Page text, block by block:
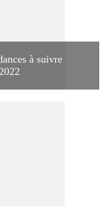
à suivre